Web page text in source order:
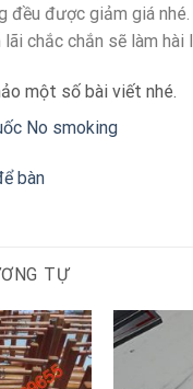
đều được giảm giá nhé.
chắc chắn sẽ làm hài
một số bài viết nhé.
No smoking
bàn
TỰ